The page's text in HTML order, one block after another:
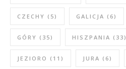
CZECHY (5) GALICJA (6)
GÓRY (35) HISZPANIA (33)
JEZIORO (11) JURA (6)